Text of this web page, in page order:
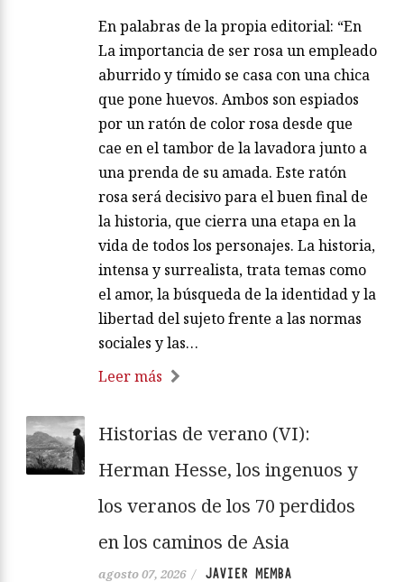
En palabras de la propia editorial: “En
La importancia de ser rosa un empleado
aburrido y tímido se casa con una chica
que pone huevos. Ambos son espiados
por un ratón de color rosa desde que
cae en el tambor de la lavadora junto a
una prenda de su amada. Este ratón
rosa será decisivo para el buen final de
la historia, que cierra una etapa en la
vida de todos los personajes. La historia,
intensa y surrealista, trata temas como
el amor, la búsqueda de la identidad y la
libertad del sujeto frente a las normas
sociales y las…
Leer más
Historias de verano (VI):
Herman Hesse, los ingenuos y
los veranos de los 70 perdidos
en los caminos de Asia
agosto 07, 2026 / JAVIER MEMBA